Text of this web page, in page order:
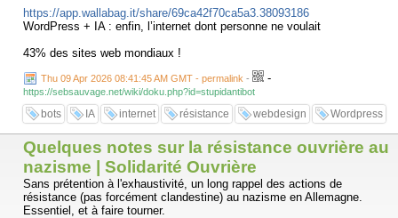
https://app.wallabag.it/share/69ca42f70ca5a3.38093186
WordPress + IA : enfin, l’internet dont personne ne voulait
43% des sites web mondiaux !
Thu 09 Apr 2026 08:41:45 AM GMT - permalink - -
https://sebsauvage.net/wiki/doku.php?id=stupidantibot
bots IA internet résistance webdesign Wordpress
Quelques notes sur la résistance ouvrière au
nazisme | Solidarité Ouvrière
Sans prétention à l'exhaustivité, un long rappel des actions de
résistance (pas forcément clandestine) au nazisme en Allemagne.
Essentiel, et à faire tourner.